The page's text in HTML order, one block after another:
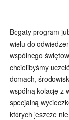
Bogaty program
wielu do
wspólnego
chcielibyśmy
domach,
wspólną kolację z
specjalną
których jeszcze